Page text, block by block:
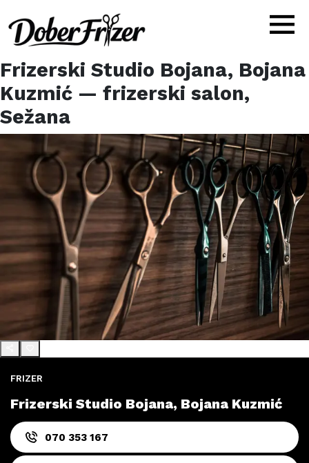
Frizerski Studio Bojana, Bojana
Kuzmić — frizerski salon,
Sežana
FRIZER
Frizerski Studio Bojana, Bojana Kuzmić
070 353 167